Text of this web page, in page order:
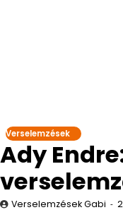
Verselemzések
Ady
Verselemzések Gabi